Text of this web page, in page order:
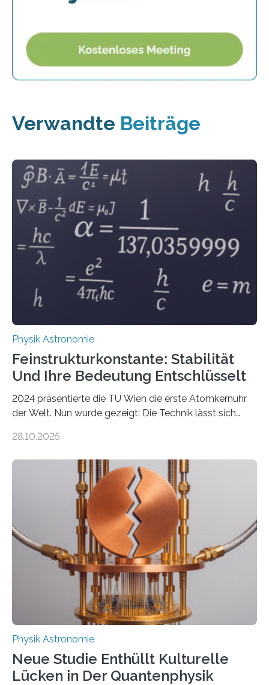
Verwandte Beiträge
Physik Astronomie
Feinstrukturkonstante: Stabilität
Und Ihre Bedeutung Entschlüsselt
2024 präsentierte die TU Wien die erste Atomkernuhr
der Welt. Nun wurde gezeigt: Die Technik lässt sich
fundamentalen Physik nachzugehen. Thorium-
Messungen verwenden. Das hatte man jahrzehntelang
vermutet, weltweit war nach den passenden
Atomkern-Zuständen gesucht worden, 2024 gelang
einem Team der TU Wien mit Unterstützung
internationaler Partner der entscheidende Durchbruch:
Der lange diskutierte Thorium-Kernübergang wurde
gefunden. Kurz darauf konnte man zeigen, dass sich
Thorium tatsächlich nutzen lässt, um hochpräzise…
28.10.2025
Physik Astronomie
Neue Studie Enthüllt Kulturelle
Lücken in Der Quantenphysik